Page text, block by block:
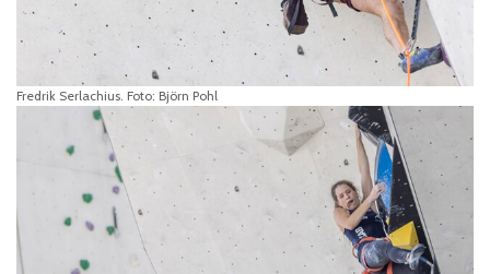
Fredrik Serlachius. Foto: Björn Pohl